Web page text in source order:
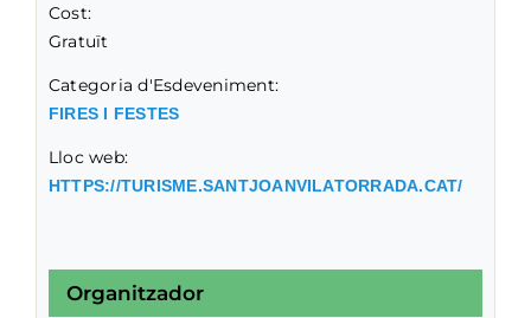
Cost:
Gratuït
Categoria d'Esdeveniment:
FIRES I FESTES
Lloc web:
HTTPS://TURISME.SANTJOANVILATORRADA.CAT/
Organitzador